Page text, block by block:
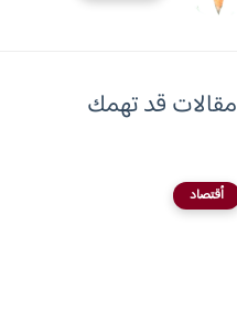
مقالات قد تهمك
أقتصاد